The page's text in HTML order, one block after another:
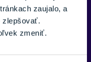
zaujalo, a
zlepšovať.
zmeniť.
pole a lepšiu optiku.